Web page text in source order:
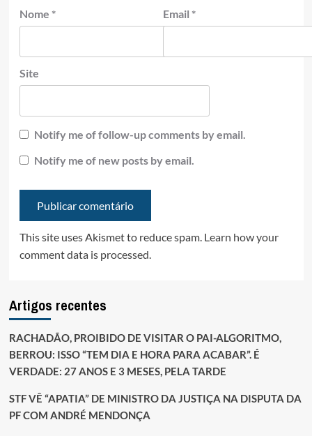
Nome * Email *
Site
Notify me of follow-up comments by email.
Notify me of new posts by email.
This site uses Akismet to reduce spam. Learn how your
comment data is processed.
Artigos recentes
RACHADÃO, PROIBIDO DE VISITAR O PAI-ALGORITMO,
BERROU: ISSO “TEM DIA E HORA PARA ACABAR”. É
VERDADE: 27 ANOS E 3 MESES, PELA TARDE
STF VÊ “APATIA” DE MINISTRO DA JUSTIÇA NA DISPUTA DA
PF COM ANDRÉ MENDONÇA